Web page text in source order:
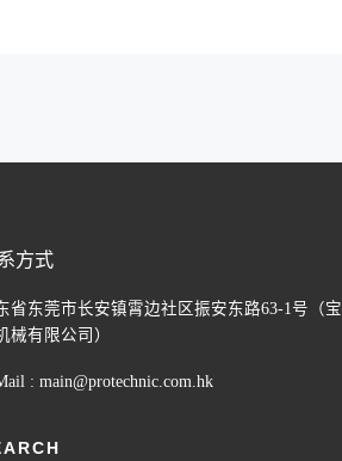
方式
省东莞市长安镇霄边社区振安东路63-1号（宝
械有限公司）
: main@protechnic.com.hk